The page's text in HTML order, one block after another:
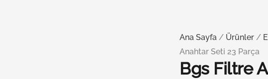
Ana Sayfa / Ürünler /
Anahtar Seti 23 Parça
Bgs Filtre